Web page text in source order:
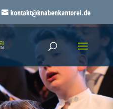
kontakt@knabenkantorei.de